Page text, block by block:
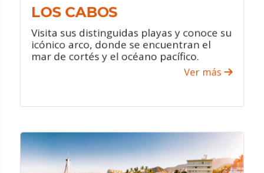
LOS CABOS
Visita sus distinguidas playas y conoce su
icónico arco, donde se encuentran el
mar de cortés y el océano pacífico.
Ver más
¿QUÉ HACER?